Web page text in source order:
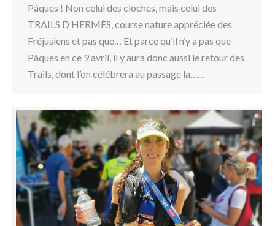
Pâques ! Non celui des cloches, mais celui des
TRAILS D’HERMÈS, course nature appréciée des
Fréjusiens et pas que… Et parce qu’il n’y a pas que
Pâques en ce 9 avril, il y aura donc aussi le retour des
Trails, dont l’on célébrera au passage la……